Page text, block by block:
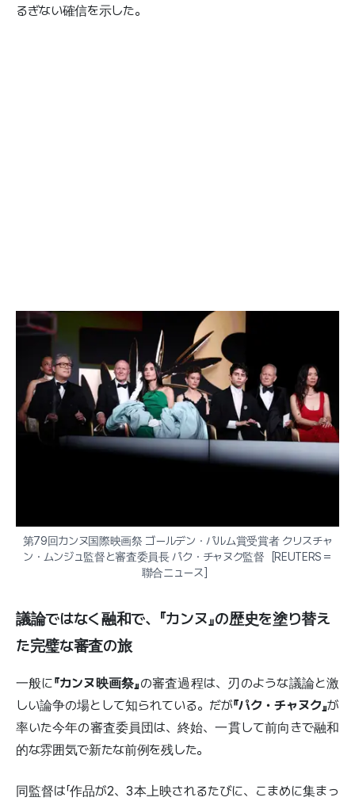
るぎない確信を示した。
第79回カンヌ国際映画祭 ゴールデン・パルム賞受賞者 クリスチャ
ン・ムンジュ監督と審査委員長 パク・チャヌク監督［REUTERS＝
聯合ニュース］
議論ではなく融和で、『カンヌ』の歴史を塗り替え
た完璧な審査の旅
一般に『カンヌ映画祭』の審査過程は、刃のような議論と激
しい論争の場として知られている。だが『パク・チャヌク』が
率いた今年の審査委員団は、終始、一貫して前向きで融和
的な雰囲気で新たな前例を残した。
同監督は「作品が2、3本上映されるたびに、こまめに集まっ